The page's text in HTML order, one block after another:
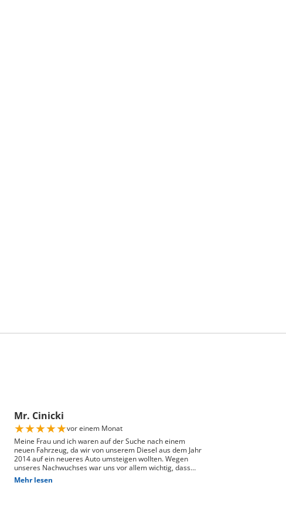
Mr. Cinicki
★★★★★vor einem Monat
Meine Frau und ich waren auf der Suche nach einem
neuen Fahrzeug, da wir von unserem Diesel aus dem Jahr
2014 auf ein neueres Auto umsteigen wollten. Wegen
unseres Nachwuchses war uns vor allem wichtig, dass
genügend Platz für einen Kindersitz vorhanden ist und
das Fahrzeug gut zu unserem Alltag passt. Bei Auto Züri
Mehr lesen